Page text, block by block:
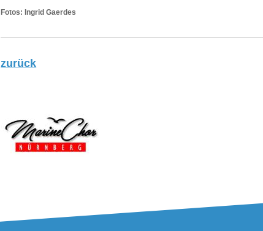
Fotos: Ingrid Gaerdes
zurück